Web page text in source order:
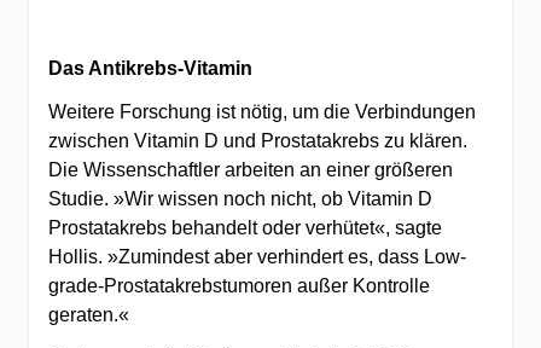
Das Antikrebs-Vitamin
Weitere Forschung ist nötig, um die Verbindungen
zwischen Vitamin D und Prostatakrebs zu klären.
Die Wissenschaftler arbeiten an einer größeren
Studie. »Wir wissen noch nicht, ob Vitamin D
Prostatakrebs behandelt oder verhütet«, sagte
Hollis. »Zumindest aber verhindert es, dass Low-
grade-Prostatakrebstumoren außer Kontrolle
geraten.«